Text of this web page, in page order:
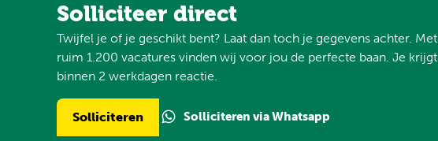
Solliciteer direct
Twijfel je of je geschikt bent? Laat dan toch je gegevens achter. Met
ruim 1.200 vacatures vinden wij voor jou de perfecte baan. Je krijgt
binnen 2 werkdagen reactie.
Solliciteren Solliciteren via Whatsapp